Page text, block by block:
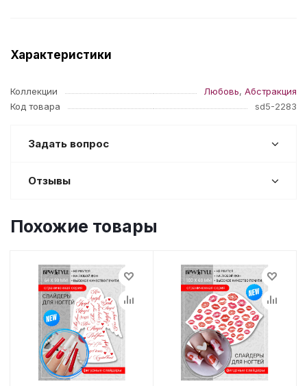
Характеристики
Коллекции Любовь, Абстракция
Код товара
sd5-2283
Задать вопрос
Отзывы
Похожие товары